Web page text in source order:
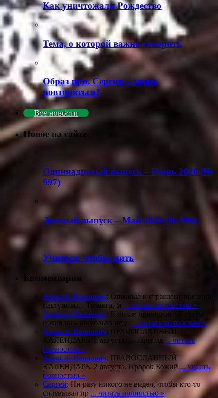
Как уничтожали Рождество
Тема, о которой важно говорить
Образ прп. Сергия – зачем
повторяться?
Все новости
Новое на сайте
Одиннадцатый выпуск – Июнь 2026 (№
997)
Деcятый выпуск – Май 2026 (№ 996)
Учиться, чтобы жить
Комментарии
Алексей Иванович: Опасные и страшные времена
наступили... Тревога, м ... читать полностью »
Алексей Иванович: К выше приведённой статье
появилось несколько недо ... читать полностью »
Алексей Иванович: ПРАВОСЛАВНЫЙ
КАЛЕНДАРЬ. 1 августа. --- Препод ... читать
полностью »
Алексей Иванович: ПРАВОСЛАВНЫЙ
КАЛЕНДАРЬ. 2 августа. Пророк Божий ... читать
полностью »
Сергей: Ни разу никого не видел, чтобы кто-то
сплевывал пр ... читать полностью »